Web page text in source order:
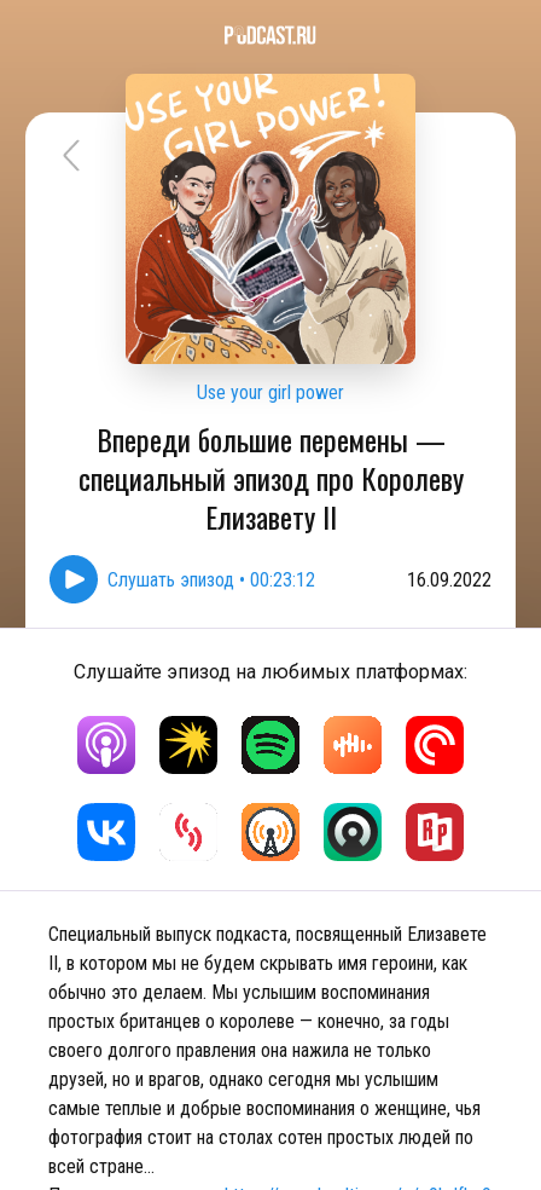
Use your girl power
Впереди большие перемены —
специальный эпизод про Королеву
Елизавету II
Слушать эпизод • 00:23:12 16.09.2022
Слушайте эпизод на любимых платформах:
Специальный выпуск подкаста, посвященный Елизавете
II, в котором мы не будем скрывать имя героини, как
обычно это делаем. Мы услышим воспоминания
простых британцев о королеве — конечно, за годы
своего долгого правления она нажила не только
друзей, но и врагов, однако сегодня мы услышим
самые теплые и добрые воспоминания о женщине, чья
фотография стоит на столах сотен простых людей по
всей стране...